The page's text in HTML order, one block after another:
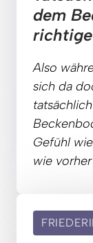
dem
Also
sich da
tatsächlich
Gefühl
wie vorher